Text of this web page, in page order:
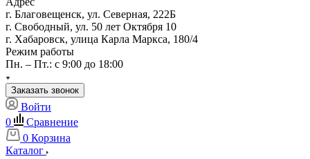
г. Благовещенск, ул. Северная, 222Б
г. Свободный, ул. 50 лет Октября 10
г. Хабаровск, улица Карла Маркса, 180/4
Режим работы
Пн. – Пт.: с 9:00 до 18:00
Заказать звонок
Войти
0
Сравнение
0 Корзина
Каталог